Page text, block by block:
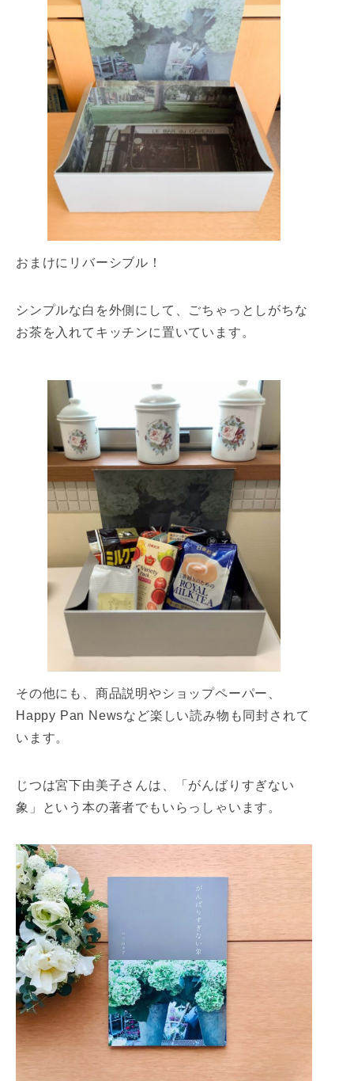
おまけにリバーシブル！
シンプルな白を外側にして、ごちゃっとしがちな
お茶を入れてキッチンに置いています。
その他にも、商品説明やショップペーパー、
Happy Pan Newsなど楽しい読み物も同封されて
います。
じつは宮下由美子さんは、「がんばりすぎない
象」という本の著者でもいらっしゃいます。